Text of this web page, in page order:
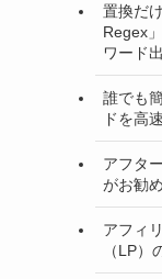
置換だ
Regex
ワード
誰でも
ドを高
アフタ
がお勧
アフィ
（LP）